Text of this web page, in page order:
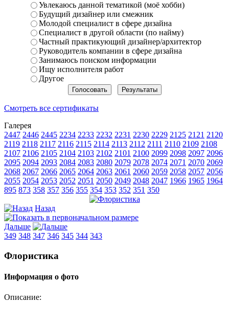
Увлекаюсь данной тематикой (моё хобби)
Будущий дизайнер или смежник
Молодой специалист в сфере дизайна
Специалист в другой области (по найму)
Частный практикующий дизайнер/архитектор
Руководитель компании в сфере дизайна
Занимаюсь поиском информации
Ищу исполнителя работ
Другое
Смотреть все сертификаты
Галерея
2447 2446 2445 2234 2233 2232 2231 2230 2229 2125 2121 2120
2119 2118 2117 2116 2115 2114 2113 2112 2111 2110 2109 2108
2107 2106 2105 2104 2103 2102 2101 2100 2099 2098 2097 2096
2095 2094 2093 2084 2083 2080 2079 2078 2074 2071 2070 2069
2068 2067 2066 2065 2064 2063 2061 2060 2059 2058 2057 2056
2055 2054 2053 2052 2051 2050 2049 2048 2047 1966 1965 1964
895 873 358 357 356 355 354 353 352 351 350
Назад
Дальше
349 348 347 346 345 344 343
Флористика
Информация о фото
Описание: